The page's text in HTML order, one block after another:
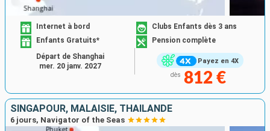
Payez en 4X
Internet à bord
Clubs Enfants dès 3 ans
Enfants Gratuits*
Pension complète
dès 812 €
Départ de Shanghai
mer. 20 janv. 2027
SINGAPOUR, MALAISIE, THAÏLANDE
6 jours, Navigator of the Seas